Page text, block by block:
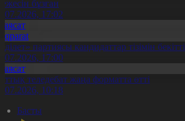
бұзған
17:02
партиясы кандидаттар тізімін бекітті
17:00
теледебат жаңа форматта өтті
10:18
Басты